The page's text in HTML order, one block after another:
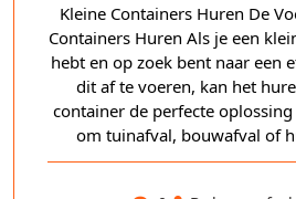
Kleine Containers Huren De
Containers Huren Als je een
hebt en op zoek bent naar een
dit af te voeren, kan het
container de perfecte
om tuinafval, bouwafval of